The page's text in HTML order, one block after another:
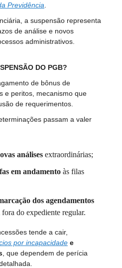
Previdência
a suspensão representa
de análise e novos
administrativos.
DO PGB?
de bônus de
e peritos, mecanismo que
de requerimentos.
passam a valer
análises extraordinárias;
em andamento às filas
dos agendamentos
fora do expediente regular.
tende a cair,
por incapacidade e
, que dependem de perícia